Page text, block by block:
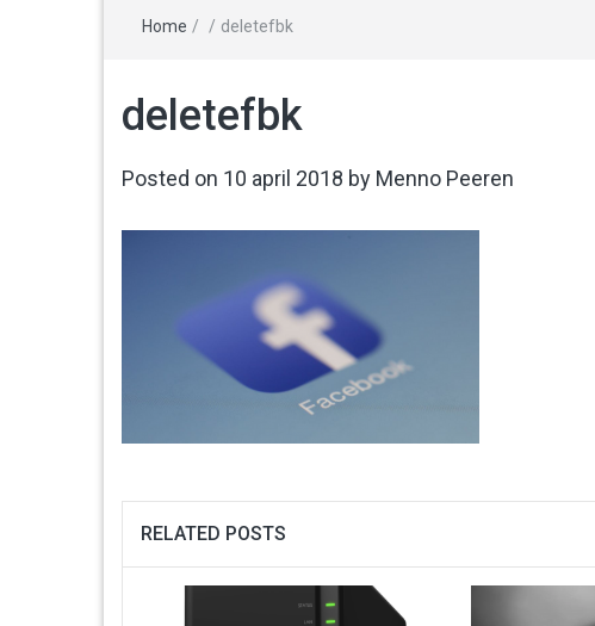
Home / / deletefbk
deletefbk
Posted on 10 april 2018 by Menno Peeren
RELATED POSTS